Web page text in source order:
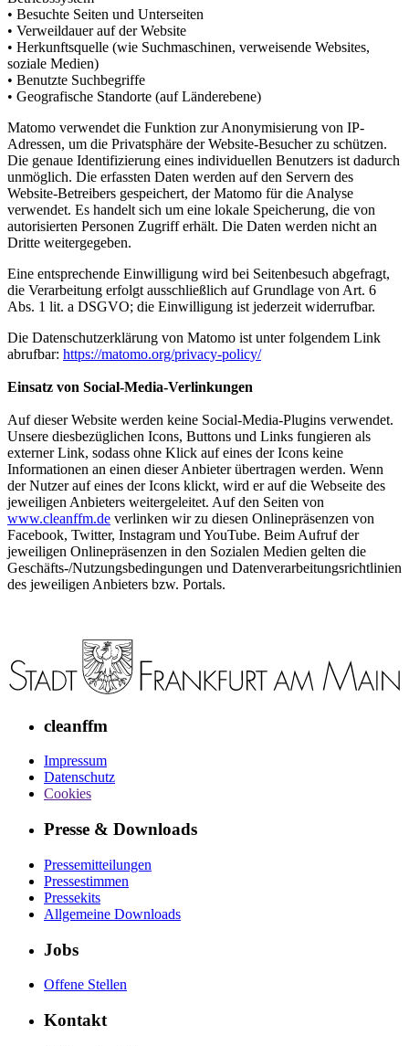
• Besuchte Seiten und Unterseiten
• Verweildauer auf der Website
• Herkunftsquelle (wie Suchmaschinen, verweisende Websites,
soziale Medien)
• Benutzte Suchbegriffe
• Geografische Standorte (auf Länderebene)
Matomo verwendet die Funktion zur Anonymisierung von IP-
Adressen, um die Privatsphäre der Website-Besucher zu schützen.
Die genaue Identifizierung eines individuellen Benutzers ist dadurch
unmöglich. Die erfassten Daten werden auf den Servern des
Website-Betreibers gespeichert, der Matomo für die Analyse
verwendet. Es handelt sich um eine lokale Speicherung, die von
autorisierten Personen Zugriff erhält. Die Daten werden nicht an
Dritte weitergegeben.
Eine entsprechende Einwilligung wird bei Seitenbesuch abgefragt,
die Verarbeitung erfolgt ausschließlich auf Grundlage von Art. 6
Abs. 1 lit. a DSGVO; die Einwilligung ist jederzeit widerrufbar.
Die Datenschutzerklärung von Matomo ist unter folgendem Link
abrufbar: https://matomo.org/privacy-policy/
Einsatz von Social-Media-Verlinkungen
Auf dieser Website werden keine Social-Media-Plugins verwendet.
Unsere diesbezüglichen Icons, Buttons und Links fungieren als
externer Link, sodass ohne Klick auf eines der Icons keine
Informationen an einen dieser Anbieter übertragen werden. Wenn
der Nutzer auf eines der Icons klickt, wird er auf die Webseite des
jeweiligen Anbieters weitergeleitet. Auf den Seiten von
www.cleanffm.de verlinken wir zu diesen Onlinepräsenzen von
Facebook, Twitter, Instagram und YouTube. Beim Aufruf der
jeweiligen Onlinepräsenzen in den Sozialen Medien gelten die
Geschäfts-/Nutzungsbedingungen und Datenverarbeitungsrichtlinien
des jeweiligen Anbieters bzw. Portals.
cleanffm
Impressum
Datenschutz
Cookies
Presse & Downloads
Pressemitteilungen
Pressestimmen
Pressekits
Allgemeine Downloads
Jobs
Offene Stellen
Kontakt